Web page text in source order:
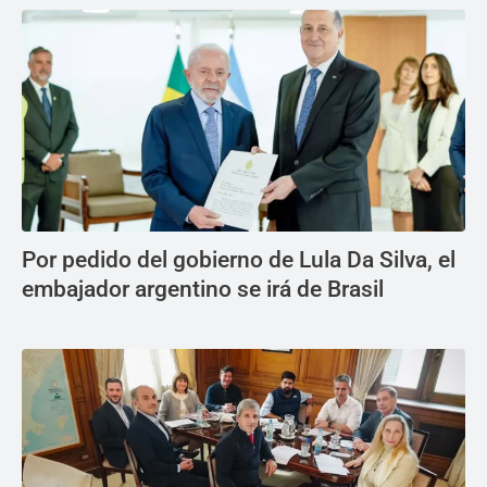
Por pedido del gobierno de Lula Da Silva, el
embajador argentino se irá de Brasil